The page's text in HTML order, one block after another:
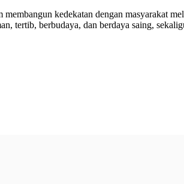
kedekatan dengan masyarakat
tertib, berbudaya, dan berdaya saing,